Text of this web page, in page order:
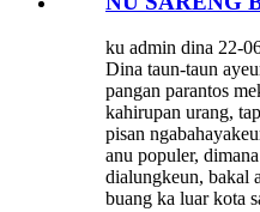
ku admin dina 22-
Dina taun-taun
pangan parantos
kahirupan urang,
pisan
anu populer,
dialungkeun, bakal
buang ka luar kota